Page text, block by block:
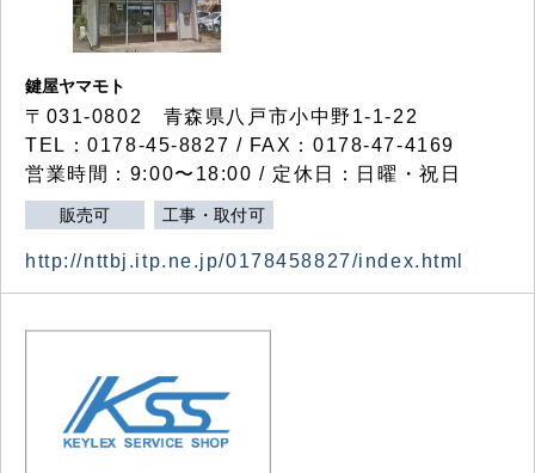
鍵屋ヤマモト
〒031-0802 青森県八戸市小中野1-1-22
TEL：0178-45-8827 / FAX：0178-47-4169
営業時間：9:00〜18:00 / 定休日：日曜・祝日
販売可 工事・取付可
http://nttbj.itp.ne.jp/0178458827/index.html